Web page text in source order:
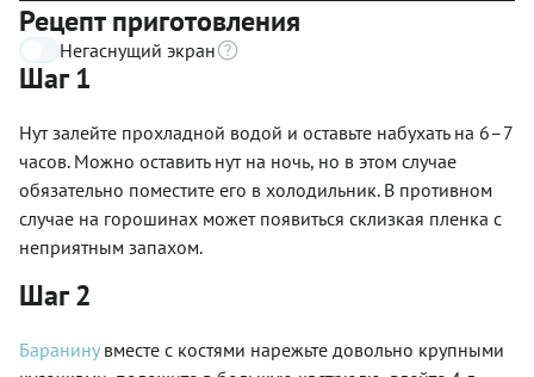
Рецепт приготовления
Негаснущий экран
Шаг 1
Нут залейте прохладной водой и оставьте набухать на 6–7
часов. Можно оставить нут на ночь, но в этом случае
обязательно поместите его в холодильник. В противном
случае на горошинах может появиться склизкая пленка с
неприятным запахом.
Шаг 2
Баранинувместе с костями нарежьте довольно крупными